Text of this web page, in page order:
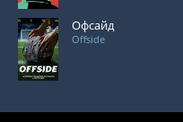
Офсайд
Offside